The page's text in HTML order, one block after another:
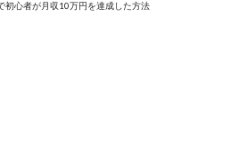
初心者が月収10万円を達成した方法